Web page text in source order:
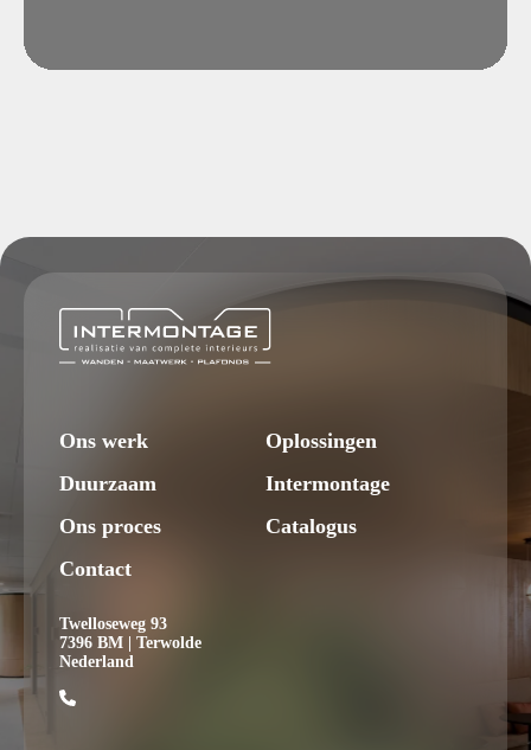
Ons werk
Oplossingen
Duurzaam
Intermontage
Ons proces
Catalogus
Contact
Twelloseweg 93
7396 BM | Terwolde
Nederland